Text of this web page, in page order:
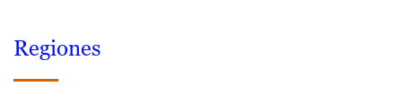
Regiones